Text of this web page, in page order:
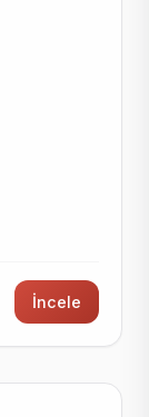
İncele